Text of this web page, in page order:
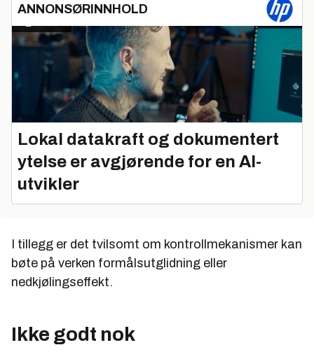
ANNONSØRINNHOLD
Lokal datakraft og dokumentert
ytelse er avgjørende for en AI-
utvikler
I tillegg er det tvilsomt om kontrollmekanismer kan
bøte på verken formålsutglidning eller
nedkjølingseffekt.
Ikke godt nok